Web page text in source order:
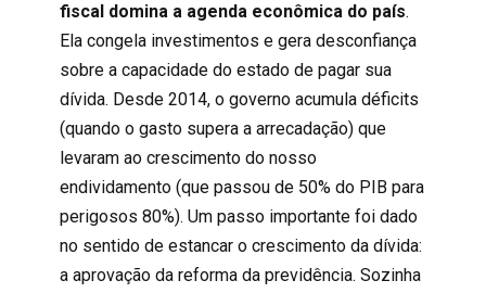
fiscal domina a agenda econômica do país.
Ela congela investimentos e gera desconfiança
sobre a capacidade do estado de pagar sua
dívida. Desde 2014, o governo acumula déficits
(quando o gasto supera a arrecadação) que
levaram ao crescimento do nosso
endividamento (que passou de 50% do PIB para
perigosos 80%). Um passo importante foi dado
no sentido de estancar o crescimento da dívida:
a aprovação da reforma da previdência. Sozinha